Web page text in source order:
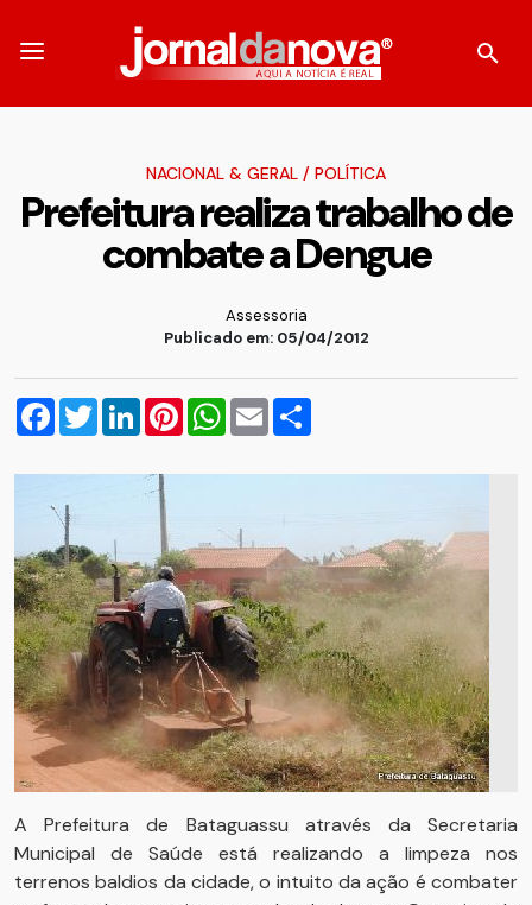
NACIONAL & GERAL / POLÍTICA
Prefeitura realiza trabalho de
combate a Dengue
Assessoria
Publicado em: 05/04/2012
Facebook
TwitterLinkedInPinterestWhatsApp
Email
A Prefeitura de Bataguassu através da Secretaria
Municipal de Saúde está realizando a limpeza nos
terrenos baldios da cidade, o intuito da ação é combater